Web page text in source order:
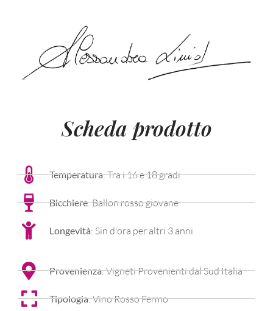
Scheda prodotto
Temperatura: Tra i 16 e 18 gradi
Bicchiere: Ballon rosso giovane
Longevità: Sin d'ora per altri 3 anni
Provenienza: Vigneti Provenienti dal Sud Italia
Tipologia: Vino Rosso Fermo